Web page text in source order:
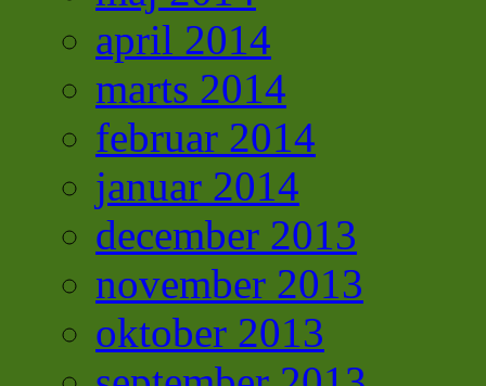
april 2014
marts 2014
februar 2014
januar 2014
december 2013
november 2013
oktober 2013